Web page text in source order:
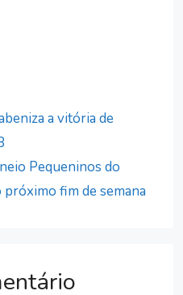
a vitória de
Pequeninos do
fim de semana